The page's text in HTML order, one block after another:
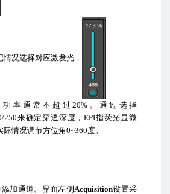
况选择对应激发光，
功率通常不超过20% 。通过选择
250来确定穿透深度，EPI指荧光显微
际情况调节方位角0~360度。
添加通道。界面左侧 Acquisition设置采